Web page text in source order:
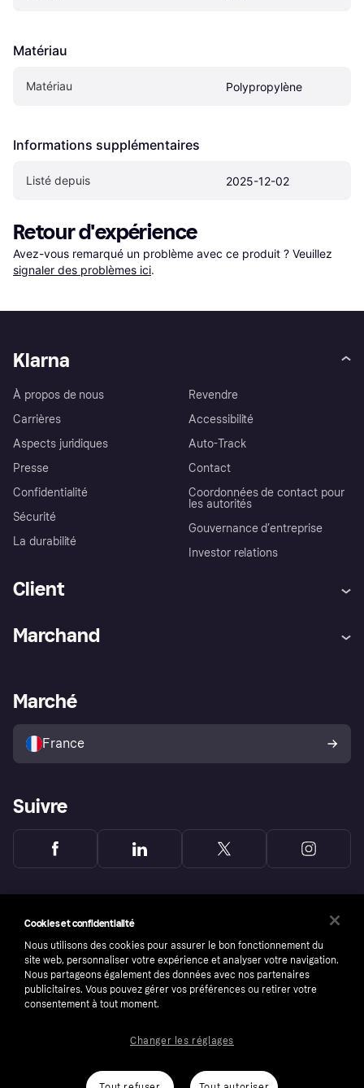
Matériau
Matériau Polypropylène
Informations supplémentaires
Listé depuis 2025-12-02
Retour d'expérience
Avez-vous remarqué un problème avec ce produit ? Veuillez
signaler des problèmes ici.
Klarna
À propos de nous
Carrières
Aspects juridiques
Presse
Confidentialité
Sécurité
La durabilité
Revendre
Accessibilité
Auto-Track
Contact
Coordonnées de contact pour
les autorités
Gouvernance d’entreprise
Investor relations
Client
Explorez les magasins
Politique de protection de
l’acheteur Klarna
Marchand
Portail Marchand
Marché
France
Suivre
number: 556737-0431
Cookies et confidentialité
Nous utilisons des cookies pour assurer le bon fonctionnement du
site web, personnaliser votre expérience et analyser votre navigation.
Nous partageons également des données avec nos partenaires
publicitaires. Vous pouvez gérer vos préférences ou retirer votre
consentement à tout moment.
Changer les réglages